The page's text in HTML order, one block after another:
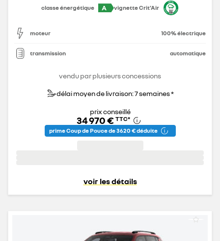
classe énergétique
A vignette Crit'Air
moteur 100% électrique
transmission automatique
vendu par plusieurs concessions
délai moyen de livraison: 7 semaines *
prix conseillé
34 970 € TTC*
prime Coup de Pouce de 3 620 € déduite
voir les détails